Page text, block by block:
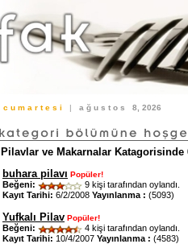
c u m a r t e s i | a ğ u s t o s 8, 2026
Pilavlar ve Makarnalar
buhara pilavı Popüler!
Beğeni:
9 kişi tarafından oylandı.
Kayıt Tarihi: 6/2/2008 Yayınlanma : (5093)
Yufkalı Pilav Popüler!
Beğeni:
4 kişi tarafından oylandı.
Kayıt Tarihi: 10/4/2007 Yayınlanma : (4583)